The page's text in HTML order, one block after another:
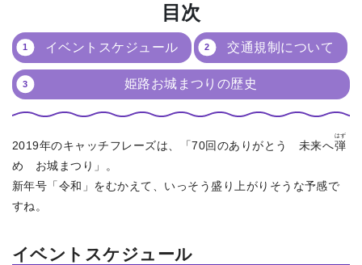
目次
イベントスケジュール 交通規制について
姫路お城まつりの歴史
2019年のキャッチフレーズは、「70回のありがとう 未来へ弾
はず
め お城まつり」。
新年号「令和」をむかえて、いっそう盛り上がりそうな予感で
すね。
イベントスケジュール